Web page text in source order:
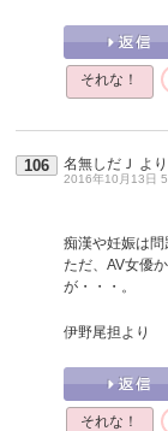
それな！
106 名無しだＪ より
2016年10月13日
痴漢や妊娠は問
ただ、AV女優
が・・・。
伊野尾担より
それな！